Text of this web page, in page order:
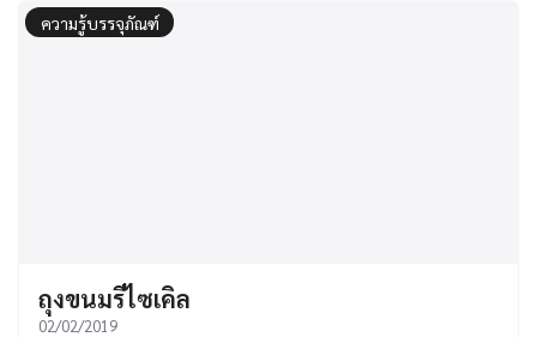
ความรู้บรรจุภัณฑ์
ถุงขนมรีไซเคิล
02/02/2019